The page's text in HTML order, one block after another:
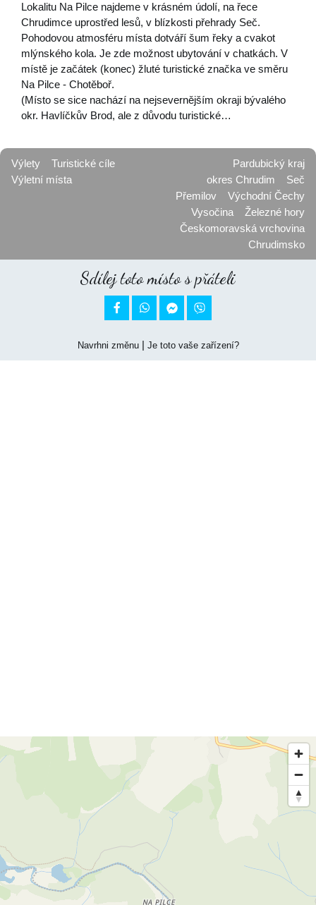
Lokalitu Na Pilce najdeme v krásném údolí, na řece
Chrudimce uprostřed lesů, v blízkosti přehrady Seč.
Pohodovou atmosféru místa dotváří šum řeky a cvakot
mlýnského kola. Je zde možnost ubytování v chatkách. V
místě je začátek (konec) žluté turistické značka ve směru
Na Pilce - Chotěboř.
(Místo se sice nachází na nejsevernějším okraji bývalého
okr. Havlíčkův Brod, ale z důvodu turistické…
Výlety
Turistické cíle
Výletní místa
Pardubický kraj
okres Chrudim
Seč
Přemilov
Východní Čechy
Vysočina
Železné hory
Českomoravská vrchovina
Chrudimsko
Sdílej toto místo s přáteli
 
Navrhni změnu| Je toto vaše zařízení?